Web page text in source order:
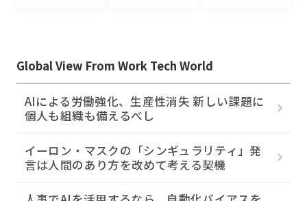
Global View From Work Tech World
AIによる労働強化、生産性消失 新しい課題に
個人も組織も備えるべし
イーロン・マスクの「シンギュラリティ」発
言は人間のあり方を改めて考える契機